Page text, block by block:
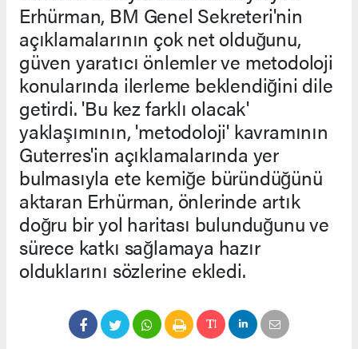
Erhürman, BM Genel Sekreteri'nin
açıklamalarının çok net olduğunu,
güven yaratıcı önlemler ve metodoloji
konularında ilerleme beklendiğini dile
getirdi. 'Bu kez farklı olacak'
yaklaşımının, 'metodoloji' kavramının
Guterres'in açıklamalarında yer
bulmasıyla ete kemiğe büründüğünü
aktaran Erhürman, önlerinde artık
doğru bir yol haritası bulunduğunu ve
sürece katkı sağlamaya hazır
olduklarını sözlerine ekledi.